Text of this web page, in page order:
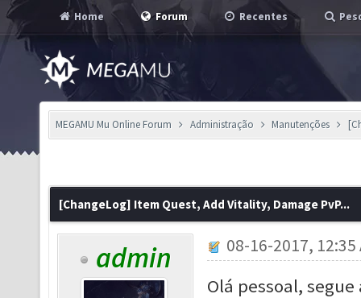
Home Forum Recentes
MEGAMU Mu Online Forum Administração Manutenções
[ChangeLog] Item Quest, Add Vitality, Damage PvP...
admin 08-16-2017, 12:35
Olá pessoal,